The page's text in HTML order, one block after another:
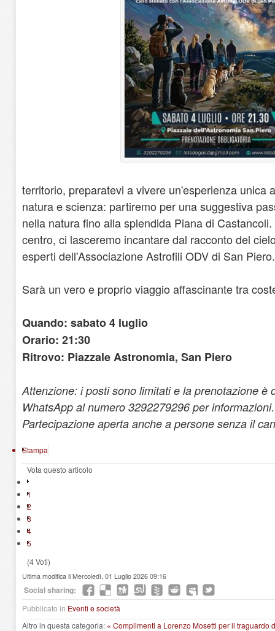
territorio, preparatevi a vivere un'esperienza unica
natura e scienza: partiremo per una suggestiva
nella natura fino alla splendida Piana di
centro, ci lasceremo incantare dal racconto del
esperti dell'Associazione Astrofili ODV di San Piero.
Sarà un vero e proprio viaggio affascinante tra
Quando: sabato 4 luglio
Orario: 21:30
Ritrovo: Piazzale Astronomia, San Piero
Attenzione: i posti sono limitati e la prenotazione è
WhatsApp al numero 3292279296 per informazioni.
Partecipazione aperta anche a persone senza il
Stampa
Vota questo articolo
1
2
3
4
5
(4 Voti)
Ultima modifica il Mercoledì, 01 Luglio 2026 09:16
Social sharing:
Pubblicato in Eventi e società
Altro in questa categoria: « Complimenti a Lorenzo Mosetti per il traguardo